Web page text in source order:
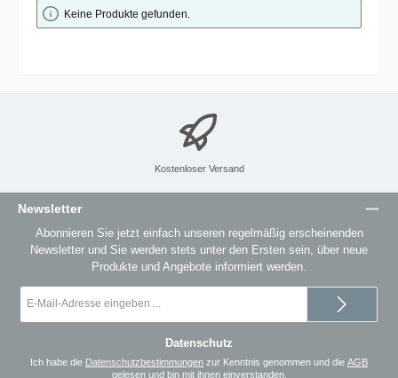
Keine Produkte gefunden.
Kostenloser Versand
Newsletter
Abonnieren Sie jetzt einfach unseren regelmäßig erscheinenden
Newsletter und Sie werden stets unter den Ersten sein, über neue
Produkte und Angebote informiert werden.
Mail-
Datenschutz
Ich habe die Datenschutzbestimmungen zur Kenntnis genommen und die AGB
gelesen und bin mit ihnen einverstanden.